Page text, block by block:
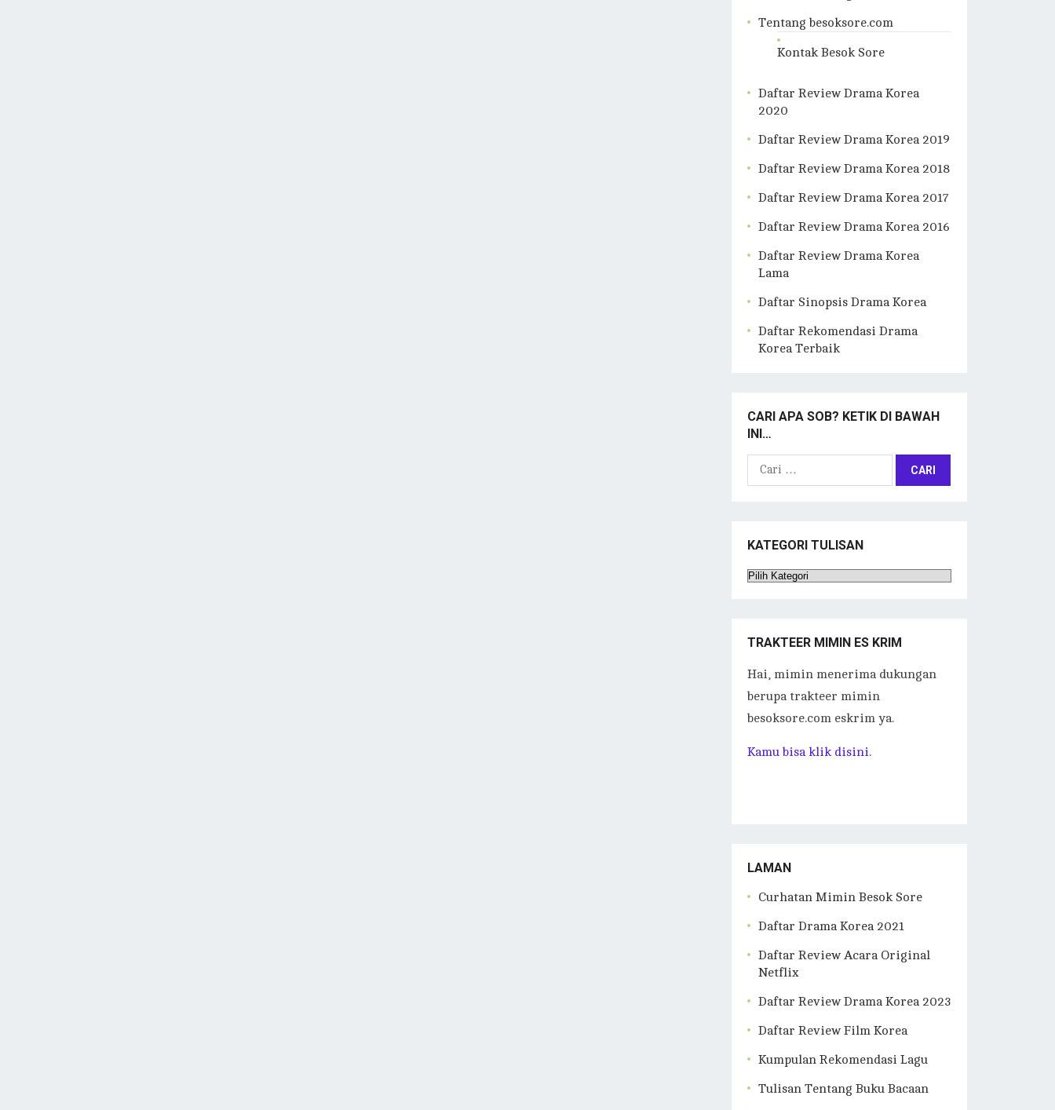
Tentang besoksore.com
Kontak Besok Sore
Daftar Review Drama Korea
2020
Daftar Review Drama Korea 2019
Daftar Review Drama Korea 2018
Daftar Review Drama Korea 2017
Daftar Review Drama Korea 2016
Daftar Review Drama Korea
Lama
Daftar Sinopsis Drama Korea
Daftar Rekomendasi Drama
Korea Terbaik
CARI APA SOB? KETIK DI BAWAH
INI…
Cari
KATEGORI TULISAN
Kategori
TRAKTEER MIMIN ES KRIM
Hai, mimin menerima dukungan
berupa trakteer mimin
besoksore.com eskrim ya.
Kamu bisa klik disini.
LAMAN
Curhatan Mimin Besok Sore
Daftar Drama Korea 2021
Daftar Review Acara Original
Netflix
Daftar Review Drama Korea 2023
Daftar Review Film Korea
Kumpulan Rekomendasi Lagu
Tulisan Tentang Buku Bacaan